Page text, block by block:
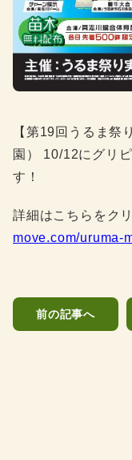
【第19回うるま祭
園） 10/12にグリ
す！
詳細はこちらをク
move.com/uruma-
前の記事へ